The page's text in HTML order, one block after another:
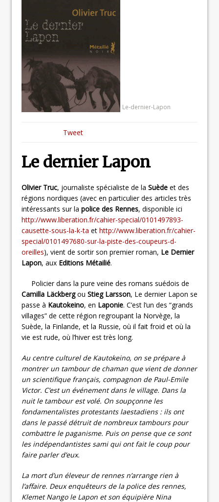
Le-dernier-Lapon
Tweet
Le dernier Lapon
Olivier Truc, journaliste spécialiste de la Suède et des
régions nordiques (avec en particulier des articles très
intéressants sur la police des Rennes, disponible ici
http://www.liberation.fr/cahier-special/0101497893-
causette-sous-la-k-ta et http://www.liberation.fr/cahier-
special/0101497680-sur-la-piste-des-coupeurs-d-
oreilles), vient de sortir son premier roman, Le Dernier
Lapon, aux Editions Métailié.
Policier dans la pure veine des romans suédois de
Camilla Läckbergou Stieg Larsson, Le dernier Lapon se
passe à Kautokeino, en Laponie. C’est l’un des “grands
villages” de cette région regroupant la Norvège, la
Suède, la Finlande, et la Russie, où il fait froid et où la
vie est rude, où l’hiver est très long.
Au centre culturel de Kautokeino, on se prépare à
montrer un tambour de chaman que vient de donner
un scientifique français, compagnon de Paul-Emile
Victor. C’est un événement dans le village. Dans la
nuit le tambour est volé. On soupçonne les
fondamentalistes protestants laestadiens : ils ont
dans le passé détruit de nombreux tambours pour
combattre le paganisme. Puis on pense que ce sont
les indépendantistes sami qui ont fait le coup pour
faire parler d’eux.
La mort d’un éleveur de rennes n’arrange rien à
l’affaire. Deux enquêteurs de la police des rennes,
Klemet Nango le Lapon et son équipière Nina